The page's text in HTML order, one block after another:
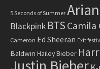
5 Seconds of Summer
Blackpink BTS Camila
Cameron Ed Sheeran Exit
Baldwin Hailey Bieber